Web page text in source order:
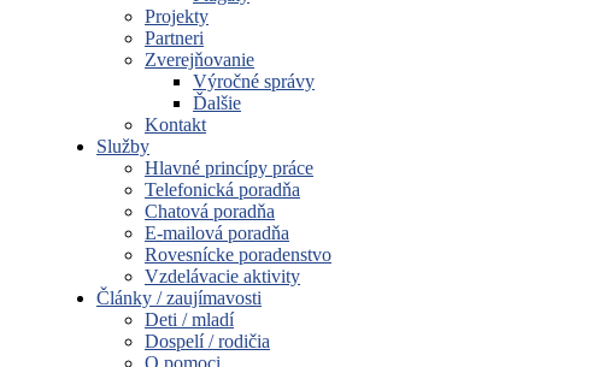
Projekty
Partneri
Zverejňovanie
Výročné správy
Ďalšie
Kontakt
Služby
Hlavné princípy práce
Telefonická poradňa
Chatová poradňa
E-mailová poradňa
Rovesnícke poradenstvo
Vzdelávacie aktivity
Články / zaujímavosti
Deti / mladí
Dospelí / rodičia
O pomoci